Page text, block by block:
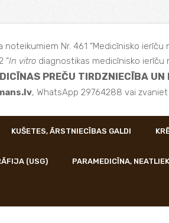
Nr. 461 “Medicīnisko ierīču
“In vitrodiagnostikas medicīnisko ierīču
PREČU TIRDZNIECĪBA UN
, WhatsApp 29764288 vai
KUŠETES, ĀRSTNIECĪBAS GALDI
(USG) PARAMEDICĪNA,